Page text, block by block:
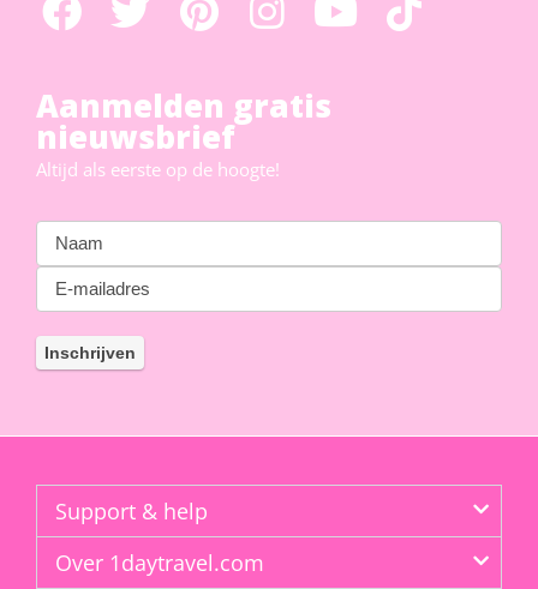
Aanmelden gratis
nieuwsbrief
Altijd als eerste op de hoogte!
Support & help
Over 1daytravel.com